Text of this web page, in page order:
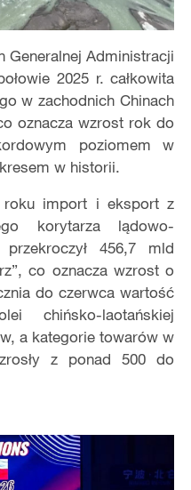
Generalnej Administracji
2025 r. całkowita
w zachodnich Chinach
oznacza wzrost rok do
poziomem w
w historii.
roku import i eksport z
korytarza lądowo-
456,7 mld
co oznacza wzrost o
do czerwca wartość
chińsko-laotańskiej
a kategorie towarów w
z ponad 500 do